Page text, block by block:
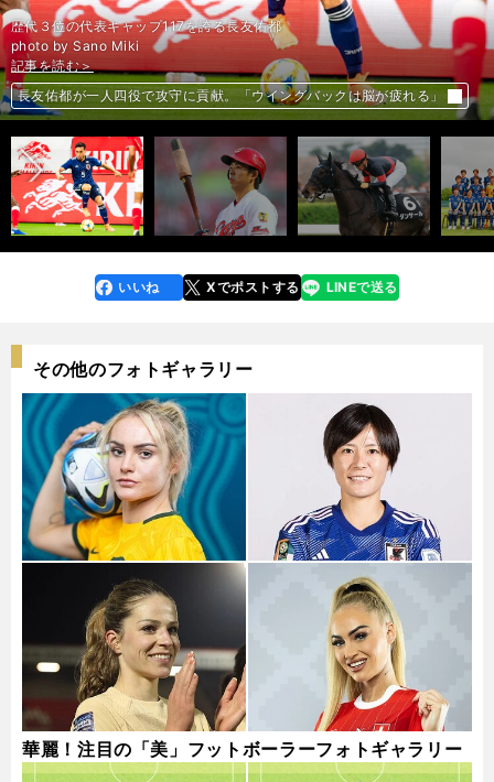
記事を読む＞
女子Ｗ杯は混戦模様。なでしこジャパンの勝ち上がりを予想してみた
歴代３位の代表キャップ117を誇る長友佑都
photo by Sano Miki
記事を読む＞
長友佑都が一人四役で攻守に貢献。「ウイングバックは脳が疲れる」
記事を読む＞
非情采配は期待の裏返し。眠れる獅子・野間峻祥は吠えて試練に打ち勝つ
記事を読む＞
ＧＩ戦線同様に大荒れ必至。マーメイドＳは格下軽量馬４頭でガッポリ
前へ
faceboo
k
いいね Xでポストする
line LINEで送る
その他のフォトギャラリー
華麗！注目の「美」フットボーラーフォトギャラリー